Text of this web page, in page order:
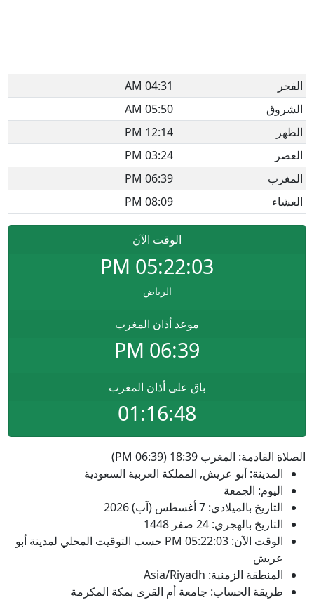
الفجر
04:31 AM
الشروق
05:50 AM
الظهر
12:14 PM
العصر
03:24 PM
المغرب
06:39 PM
العشاء
08:09 PM
الوقت الآن
05:22:03
PM
الرياض
موعد أذان المغرب
06:39 PM
باق على أذان المغرب
01:16:48
الصلاة القادمة: المغرب 18:39 (06:39 PM)
المدينة: أبو عريش, المملكة العربية السعودية
اليوم: الجمعة
التاريخ بالميلادي: 7 أغسطس (آب) 2026
التاريخ بالهجري: 24 صفر 1448
الوقت الآن: 05:22:03
PM حسب التوقيت المحلي لمدينة أبو
عريش
المنطقة الزمنية: Asia/Riyadh
طريقة الحساب: جامعة أم القرى بمكة المكرمة